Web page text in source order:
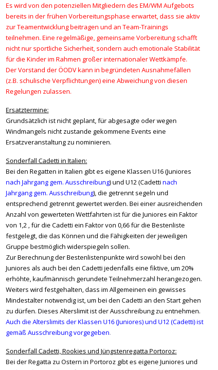
Es wird von den potenziellen Mitgliedern des EM/WM Aufgebots
bereits in der frühen Vorbereitungsphase erwartet, dass sie aktiv
zur Teamentwicklung beitragen und an Team-Trainings
teilnehmen. Eine regelmäßige, gemeinsame Vorbereitung schafft
nicht nur sportliche Sicherheit, sondern auch emotionale Stabilität
für die Kinder im Rahmen großer internationaler Wettkämpfe.
Der Vorstand der ÖODV kann in begründeten Ausnahmefällen
(z.B. schulische Verpflichtungen) eine Abweichung von diesen
Regelungen zulassen.
Ersatztermine:
Grundsätzlich ist nicht geplant, für abgesagte oder wegen
Windmangels nicht zustande gekommene Events eine
Ersatzveranstaltung zu nominieren.
Sonderfall Cadetti in Italien:
Bei den Regatten in Italien gibt es eigene Klassen U16(Juniores
nach Jahrgang gem. Ausschreibung)und U12 (Cadetti nach
Jahrgang gem. Ausschreibung), die getrennt segeln und
entsprechend getrennt gewertet werden. Bei einer ausreichenden
Anzahl von gewerteten Wettfahrten ist für die Juniores ein Faktor
von 1,2 , für die Cadetti ein Faktor von 0,66 für die Bestenliste
festgelegt, die das Können und die Fähigkeiten der jeweiligen
Gruppe bestmöglich widerspiegeln sollen.
Zur Berechnung der Bestenlistenpunkte wird sowohl bei den
Juniores als auch bei den Cadetti jedenfalls eine fiktive, um 20%
erhöhte, kaufmännisch gerundete Teilnehmerzahl herangezogen.
Weiters wird festgehalten, dass im Allgemeinen ein gewisses
Mindestalter notwendig ist, um bei den Cadetti an den Start gehen
zu dürfen. Dieses Alterslimit ist der Ausschreibung zu entnehmen.
Auch die Alterslimits der Klassen U16 (Juniores) und U12 (Cadetti) ist
gemäß Ausschreibung vorgegeben.
Sonderfall Cadetti, Rookies und Jüngstenregatta Portoroz:
Bei der Regatta zu Ostern in Portoroz gibt es eigene Juniores und